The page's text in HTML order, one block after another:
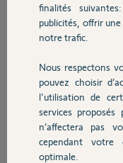
Domotique
Chauffage
Autres produits
christophe F.
il y a plus de 9 ans
Le récepteur fil piote
uniquement au
finalités
publicités, offrir
notre trafic.
Nous respectons
pouvez choisir
l'utilisation de
services
n’affectera pas
cependant votre
optimale.